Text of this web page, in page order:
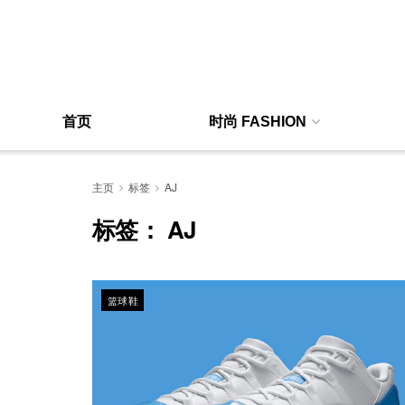
首页 时尚 FASHION
主页 标签 AJ
标签： AJ
篮球鞋